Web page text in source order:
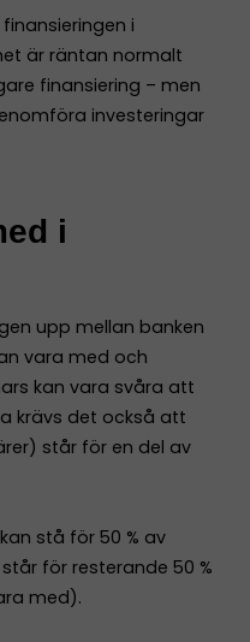
i
är räntan normalt
finansiering – men
investeringar
i
upp mellan banken
vara med och
kan vara svåra att
krävs det också att
står för en del av
stå för 50 % av
för resterande 50 %
med).